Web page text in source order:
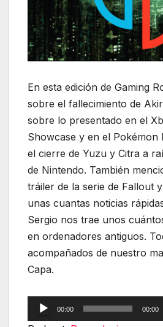
En esta edición de Gaming
sobre el fallecimiento de
sobre lo presentado en el
Showcase y en el Pokémon
el cierre de Yuzu y Citra a
de Nintendo. También
tráiler de la serie de Fallout
unas cuantas noticias
Sergio nos trae unos
en ordenadores antiguos.
acompañados de nuestro
Capa.
Reproductor
de
00:00 00:00